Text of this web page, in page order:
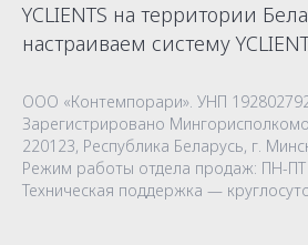
YCLIENTS на территории
настраиваем систему
ООО «Контемпорари». УНП
Зарегистрировано
220123, Республика Беларусь, г.
Режим работы отдела продаж: ПН-ПТ
Техническая поддержка —